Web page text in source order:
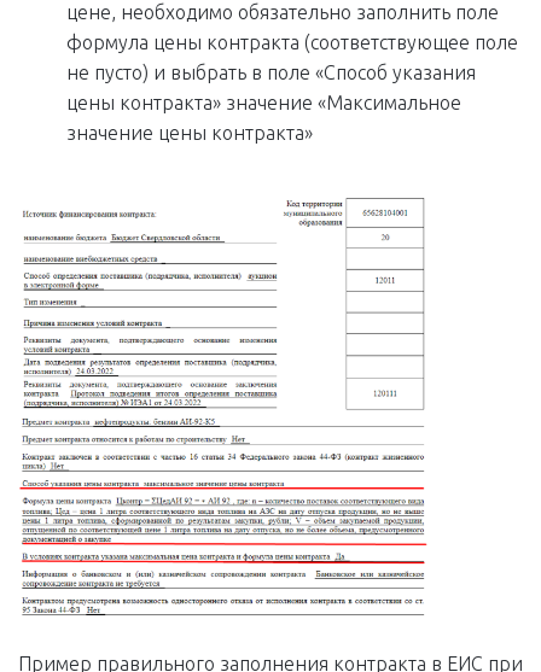
цене, необходимо обязательно заполнить поле
формула цены контракта (соответствующее поле
не пусто) и выбрать в поле «Cпособ указания
цены контракта» значение «Максимальное
значение цены контракта»
Пример правильного заполнения контракта в ЕИС при